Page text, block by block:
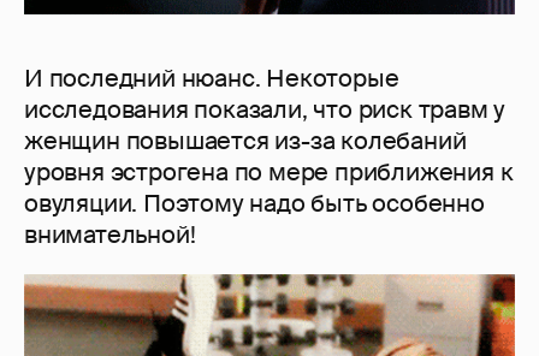
И последний нюанс. Некоторые
исследования показали, что риск травм у
женщин повышается из-за колебаний
уровня эстрогена по мере приближения к
овуляции. Поэтому надо быть особенно
внимательной!